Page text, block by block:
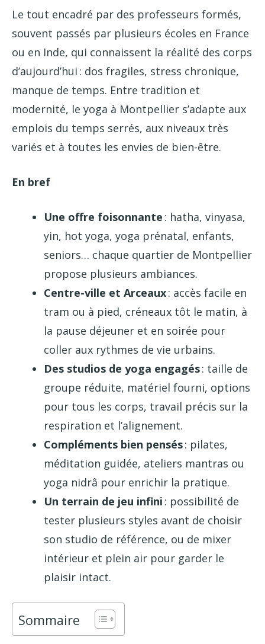
Le tout encadré par des professeurs formés,
souvent passés par plusieurs écoles en France
ou en Inde, qui connaissent la réalité des corps
d’aujourd’hui : dos fragiles, stress chronique,
manque de temps. Entre tradition et
modernité, le yoga à Montpellier s’adapte aux
emplois du temps serrés, aux niveaux très
variés et à toutes les envies de bien-être.
En bref
Une offre foisonnante : hatha, vinyasa,
yin, hot yoga, yoga prénatal, enfants,
seniors… chaque quartier de Montpellier
propose plusieurs ambiances.
Centre-ville et Arceaux: accès facile en
tram ou à pied, créneaux tôt le matin, à
la pause déjeuner et en soirée pour
coller aux rythmes de vie urbains.
Des studios de yoga engagés: taille de
groupe réduite, matériel fourni, options
pour tous les corps, travail précis sur la
respiration et l’alignement.
Compléments bien pensés: pilates,
méditation guidée, ateliers mantras ou
yoga nidrâ pour enrichir la pratique.
Un terrain de jeu infini : possibilité de
tester plusieurs styles avant de choisir
son studio de référence, ou de mixer
intérieur et plein air pour garder le
plaisir intact.
Sommaire